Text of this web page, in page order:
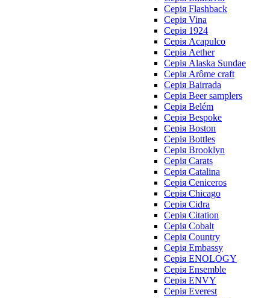
Cерія Flashback
Cерія Vina
Серія 1924
Серія Acapulco
Серія Aether
Серія Alaska Sundae
Серія Arôme craft
Серія Bairrada
Серія Beer samplers
Серія Belém
Серія Bespoke
Серія Boston
Серія Bottles
Серія Brooklyn
Серія Carats
Серія Catalina
Серія Ceniceros
Серія Chicago
Серія Cidra
Серія Citation
Серія Cobalt
Серія Country
Серія Embassy
Серія ENOLOGY
Серія Ensemble
Серія ENVY
Серія Everest